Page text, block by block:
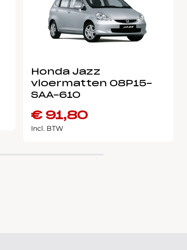
Honda Jazz
vloermatten 08P15-
SAA-610
€91,80
Incl. BTW